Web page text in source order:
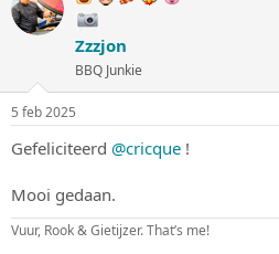
d
e
e
:
Zzzjon
BBQ Junkie
5 feb 2025
Gefeliciteerd @cricque !
Mooi gedaan.
Vuur, Rook & Gietijzer. That’s me!